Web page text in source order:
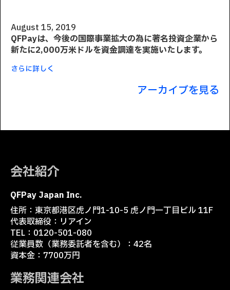
August 15, 2019
QFPayは、今後の国際事業拡大の為に著名投資企業から
新たに2,000万米ドルを資金調達を実施いたします。
さらに詳しく
アーカイブを見る
会社紹介
QFPay Japan Inc.
住所：東京都港区虎ノ門1-10-5 虎ノ門一丁目ビル 11F
代表取締役：リアイン
TEL：0120-501-080
従業員数（業務委託者を含む）：42名
資本金：7700万円
業務関連会社